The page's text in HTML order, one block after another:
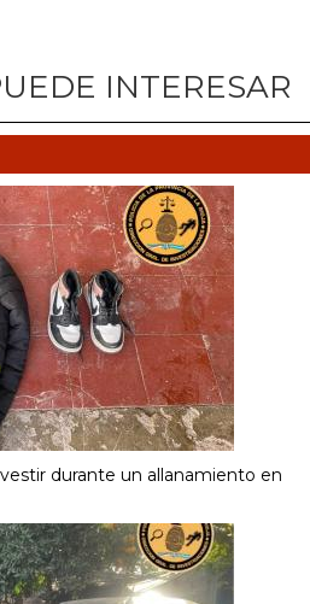
INTERESAR
durante un allanamiento en